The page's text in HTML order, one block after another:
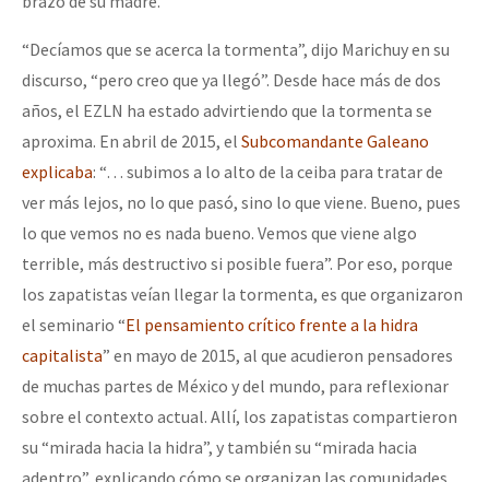
“Decíamos que se acerca la tormenta”, dijo Marichuy en su
discurso, “pero creo que ya llegó”. Desde hace más de dos
años, el EZLN ha estado advirtiendo que la tormenta se
aproxima. En abril de 2015, el Subcomandante Galeano
explicaba: “… subimos a lo alto de la ceiba para tratar de
ver más lejos, no lo que pasó, sino lo que viene. Bueno, pues
lo que vemos no es nada bueno. Vemos que viene algo
terrible, más destructivo si posible fuera”. Por eso, porque
los zapatistas veían llegar la tormenta, es que organizaron
el seminario “El pensamiento crítico frente a la hidra
capitalista” en mayo de 2015, al que acudieron pensadores
de muchas partes de México y del mundo, para reflexionar
sobre el contexto actual. Allí, los zapatistas compartieron
su “mirada hacia la hidra”, y también su “mirada hacia